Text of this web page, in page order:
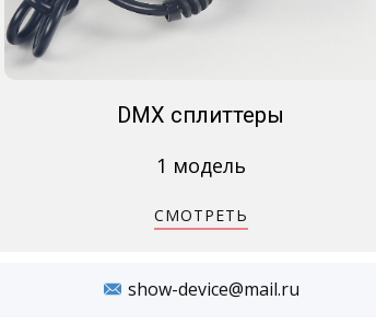
DMX сплиттеры
1 модель
СМОТРЕТЬ
show-device@mail.ru